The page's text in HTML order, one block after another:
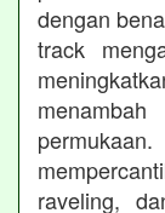
dengan
track
raveling,